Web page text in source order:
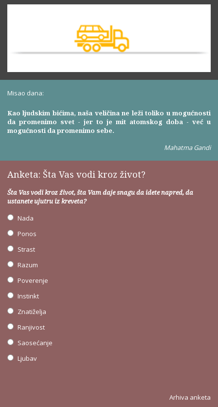
Misao dana:
Kao ljudskim bićima, naša veličina ne leži toliko u mogućnosti
da promenimo svet - jer to je mit atomskog doba - već u
mogućnosti da promenimo sebe.
Mahatma Gandi
Anketa: Šta Vas vodi kroz život?
Šta Vas vodi kroz život, šta Vam daje snagu da idete napred, da
ustanete ujutru iz kreveta?
Nada
Ponos
Strast
Razum
Poverenje
Instinkt
Znatiželja
Ranjivost
Saosećanje
Ljubav
Arhiva anketa